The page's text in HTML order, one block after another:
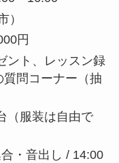
）
円
ント、レッスン録
問コーナー（抽
（服装は自由で
・音出し / 14:00